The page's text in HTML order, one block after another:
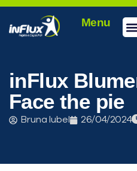
Menu
inFlux
Face the pie
Bruna Iubel 26/04/2024